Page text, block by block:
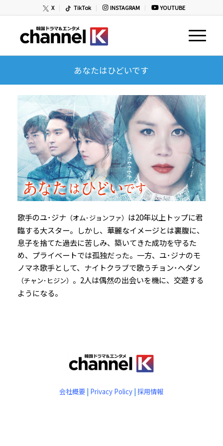
X TikTok INSTAGRAM YOUTUBE
あなたはひどいです
歌手のユ･ジナ（オム･ジョンファ） は20年以上トップに君
臨する大スター。しかし、華麗なイメージとは裏腹に、
息子を捨てた過去に苦しみ、築いてきた成功を守るた
め、プライベートでは孤独だった。一方、ユ･ジナのモ
ノマネ歌手として、ナイトクラブで歌うチョン･ヘダン
（チャン･ヒジン） 。2人は偶然の出会いを機に、交遊する
ようになる。
会社概要 Privacy Policy |採用情報